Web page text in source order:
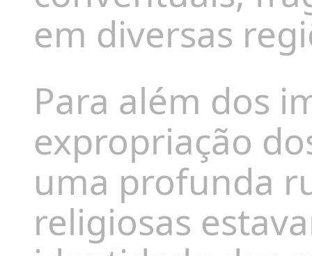
em diversas
Para além dos
expropriação
uma profunda
religiosas